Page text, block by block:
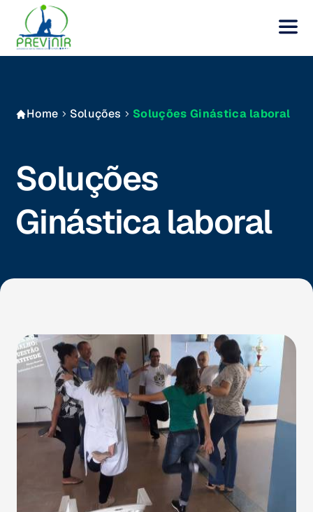
Home Soluções Soluções Ginástica laboral
Soluções
Ginástica laboral